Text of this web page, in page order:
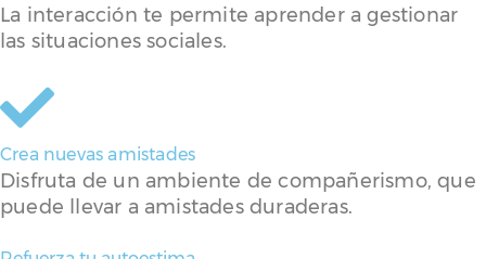
La interacción te permite aprender a gestionar
las situaciones sociales.
Crea nuevas amistades
Disfruta de un ambiente de compañerismo, que
puede llevar a amistades duraderas.